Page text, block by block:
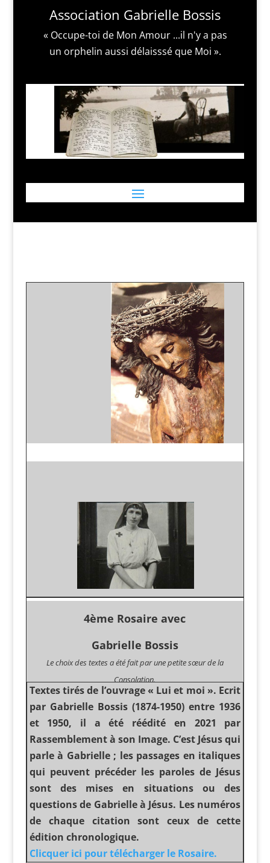
Association Gabrielle Bossis
« Occupe-toi de Mon Amour ...il n'y a pas
un orphelin aussi délaisssé que Moi ».
4ème Rosaire avec
Gabrielle Bossis
Le choix des textes a été fait par une petite sœur de la
Consolation.
Textes tirés de l’ouvrage « Lui et moi ». Ecrit
par Gabrielle Bossis (1874-1950) entre 1936
et 1950, il a été réédité en 2021 par
Rassemblement à son Image. C’est Jésus qui
parle à Gabrielle ; les passages en italiques
qui peuvent précéder les paroles de Jésus
sont des mises en situations ou des
questions de Gabrielle à Jésus. Les numéros
de chaque citation sont ceux de cette
édition chronologique.
Clicquer ici pour télécharger le Rosaire.